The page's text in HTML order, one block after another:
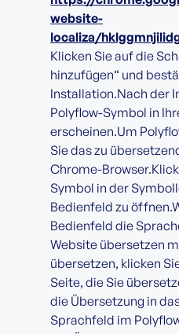
website-
localiza/
Klicken Sie auf die
hinzufügen“ und
Installation.Nach der
Polyflow-Symbol in
erscheinen.Um
Sie das zu
Chrome-
Symbol in der
Bedienfeld zu
Bedienfeld die
Website übersetzen
übersetzen, klicken
Seite, die Sie
die Übersetzung in
Sprachfeld im